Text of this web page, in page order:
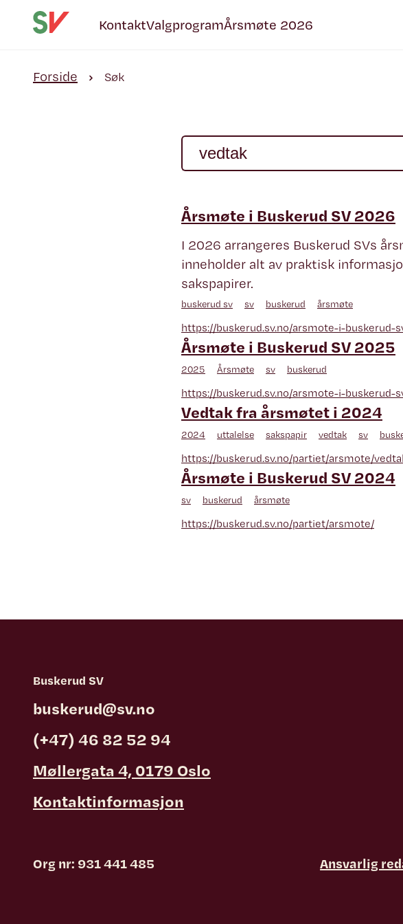
KontaktValgprogramÅrsmøte 2026
Forside Søk
Årsmøte i Buskerud SV 2026
I 2026 arrangeres Buskerud SVs
inneholder alt av praktisk
sakspapirer.
buskerud sv sv buskerud årsmøte
https://buskerud.sv.no/arsmote-i-buskerud-
Årsmøte i Buskerud SV 2025
2025 Årsmøte sv buskerud
https://buskerud.sv.no/arsmote-i-buskerud-
Vedtak fra årsmøtet i 2024
2024 uttalelse sakspapir vedtak sv
https://buskerud.sv.no/partiet/arsmote/
Årsmøte i Buskerud SV 2024
sv buskerud årsmøte
https://buskerud.sv.no/partiet/arsmote/
Buskerud SV
buskerud@sv.no
(+47) 46 82 52 94
Møllergata 4, 0179 Oslo
Kontaktinformasjon
Org nr: 931 441 485 Ansvarlig